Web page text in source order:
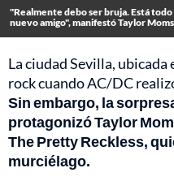
"Realmente debo ser bruja. Está
nuevo amigo", manifestó Taylor
La ciudad Sevilla,
rock cuando AC/DC
Sin embargo, la
protagonizó Taylor
The Pretty Reckless,
murciélago.